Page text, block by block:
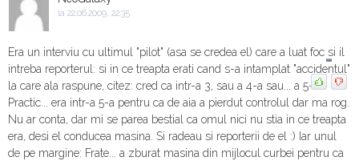
la 22.06.2009, 22:35
Era un interviu cu ultimul "pilot" (asa se credea el) care a luat foc si il
intreba reporterul: si in ce treapta erati cand s-a intamplat "accidentul"
la care ala raspune, citez: cred ca intr-a 3, sau a 4-a sau... a 5-a?
Practic... era intr-a 5-a pentru ca de aia a pierdut controlul dar ma rog.
Nu ar conta, dar mi se parea bestial ca omul nici nu stia in ce treapta
era, desi el conducea masina. Si radeau si reporterii de el :) Iar unul
de pe margine: Frate... a zburat masina din mijlocul curbei pentru ca
-